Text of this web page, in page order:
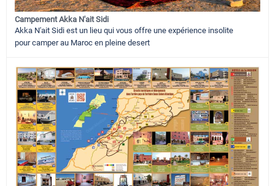
Campement Akka N'ait Sidi
Akka N'ait Sidi est un lieu qui vous offre une expérience insolite
pour camper au Maroc en pleine desert